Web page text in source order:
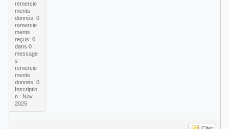
remercie
ments
donnés: 0
remercie
ments
reçus: 0
dans 0
message
s
remercie
ments
donnés: 0
Inscriptio
n : Nov
2025